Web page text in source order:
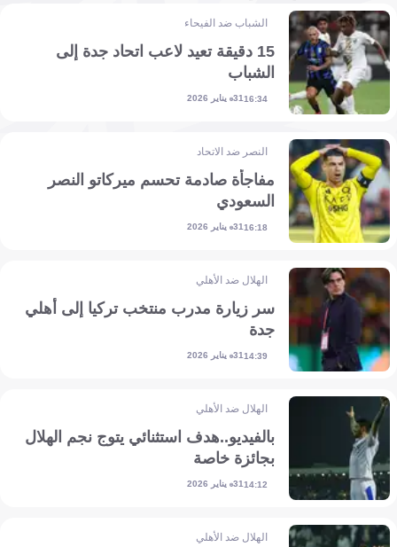
الشباب ضد الفيحاء
15 دقيقة تعيد لاعب اتحاد جدة إلى
الشباب
16:3431 يناير 2026
النصر ضد الاتحاد
مفاجأة صادمة تحسم ميركاتو النصر
السعودي
16:1831 يناير 2026
الهلال ضد الأهلي
سر زيارة مدرب منتخب تركيا إلى أهلي
جدة
14:3931 يناير 2026
الهلال ضد الأهلي
بالفيديو..هدف استثنائي يتوج نجم الهلال
بجائزة خاصة
14:1231 يناير 2026
الهلال ضد الأهلي